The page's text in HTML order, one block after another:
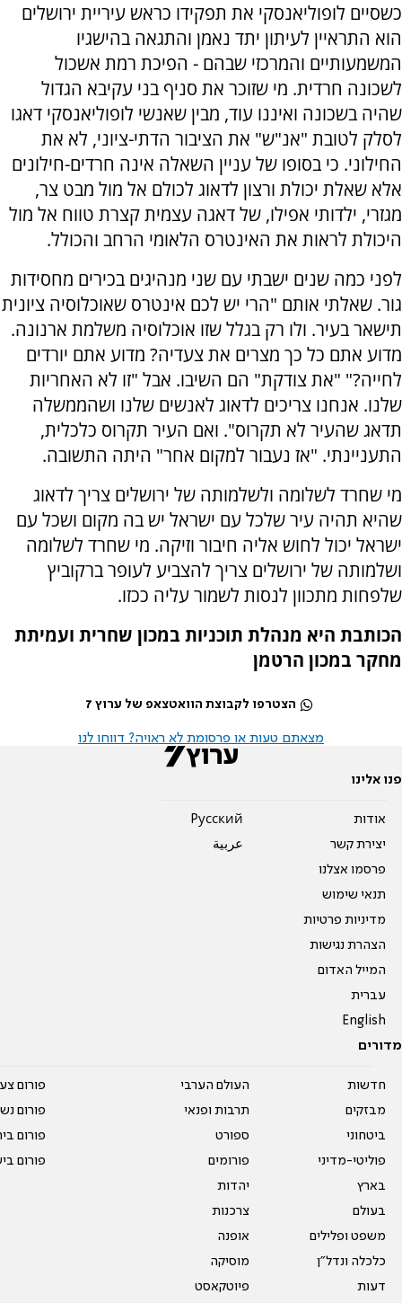
כשסיים לופוליאנסקי את תפקידו כראש עיריית ירושלים
הוא התראיין לעיתון יתד נאמן והתגאה בהישגיו
המשמעותיים והמרכזי שבהם - הפיכת רמת אשכול
לשכונה חרדית. מי שזוכר את סניף בני עקיבא הגדול
שהיה בשכונה ואיננו עוד, מבין שאנשי לופוליאנסקי דאגו
לסלק לטובת "אנ"ש" את הציבור הדתי-ציוני, לא את
החילוני. כי בסופו של עניין השאלה אינה חרדים-חילונים
אלא שאלת יכולת ורצון לדאוג לכולם אל מול מבט צר,
מגזרי, ילדותי אפילו, של דאגה עצמית קצרת טווח אל מול
היכולת לראות את האינטרס הלאומי הרחב והכולל.
לפני כמה שנים ישבתי עם שני מנהיגים בכירים מחסידות
גור. שאלתי אותם "הרי יש לכם אינטרס שאוכלוסיה ציונית
תישאר בעיר. ולו רק בגלל שזו אוכלוסיה משלמת ארנונה.
מדוע אתם כל כך מצרים את צעדיה? מדוע אתם יורדים
לחייה?" "את צודקת" הם השיבו. אבל "זו לא האחריות
שלנו. אנחנו צריכים לדאוג לאנשים שלנו ושהממשלה
תדאג שהעיר לא תקרוס". ואם העיר תקרוס כלכלית,
התעניינתי. "אז נעבור למקום אחר" היתה התשובה.
מי שחרד לשלומה ולשלמותה של ירושלים צריך לדאוג
שהיא תהיה עיר שלכל עם ישראל יש בה מקום ושכל עם
ישראל יכול לחוש אליה חיבור וזיקה. מי שחרד לשלומה
ושלמותה של ירושלים צריך להצביע לעופר ברקוביץ
שלפחות מתכוון לנסות לשמור עליה ככזו.
הכותבת היא מנהלת תוכניות במכון שחרית ועמיתת
מחקר במכון הרטמן
הצטרפו לקבוצת הוואטצאפ של ערוץ 7
מצאתם טעות או פרסומת לא ראויה? דווחו לנו
פנו אלינו
אודות
יצירת קשר
פרסמו אצלנו
תנאי שימוש
מדיניות פרטיות
הצהרת נגישות
המייל האדום
עברית
English
Pусский
عربية
מדורים
חדשות
מבזקים
ביטחוני
פוליטי-מדיני
בארץ
בעולם
משפט ופלילים
כלכלה ונדל"ן
דעות
העולם הערבי
תרבות ופנאי
ספורט
פורומים
יהדות
צרכנות
אופנה
מוסיקה
פיוטקאסט
פורום
פורום
פורום
פורום